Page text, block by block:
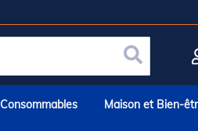
Rechercher
Consommables Maison et Bien-